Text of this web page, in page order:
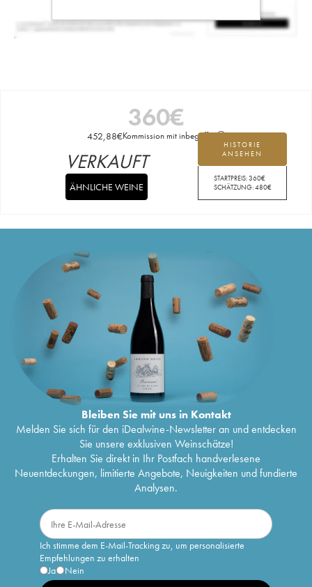
360€
452,88€Kommission mit inbegriffen
HISTORIE
ANSEHEN
STARTPREIS:360€
SCHÄTZUNG:480€
VERKAUFT
ÄHNLICHE WEINE
Bleiben Sie mit uns in Kontakt
Melden Sie sich für den iDealwine-Newsletter an und entdecken
Sie unsere exklusiven Weinschätze!
Erhalten Sie direkt in Ihr Postfach handverlesene
Neuentdeckungen, limitierte Angebote, Neuigkeiten und fundierte
Analysen.
Ich stimme dem E-Mail-Tracking zu, um personalisierte
Empfehlungen zu erhalten
Ja
Nein